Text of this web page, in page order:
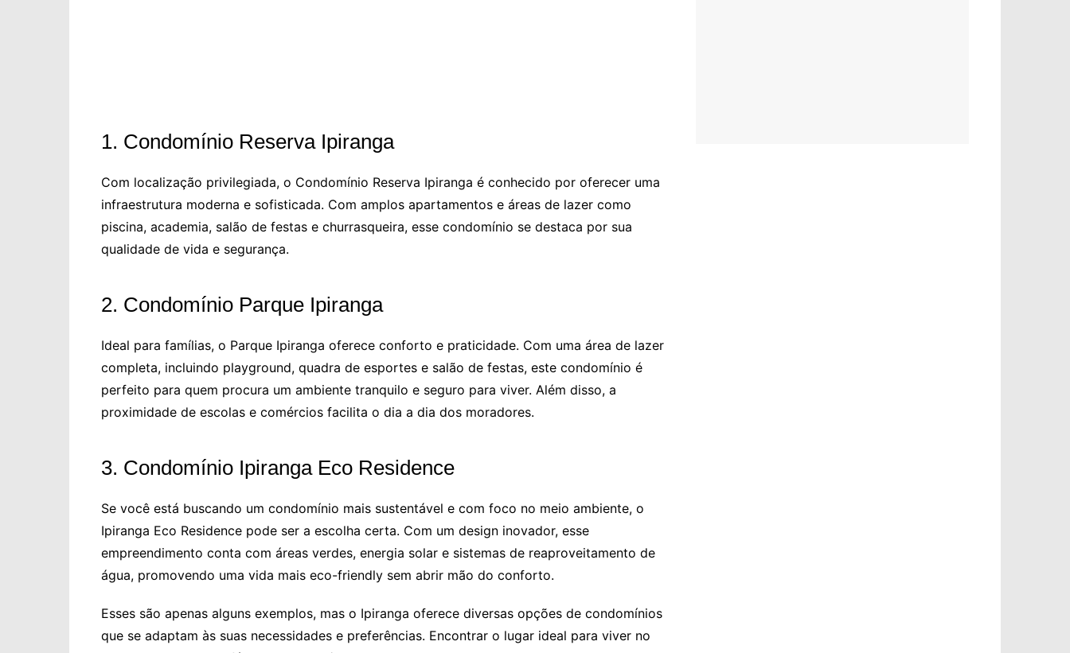
1. Condomínio Reserva Ipiranga
Com localização privilegiada, o Condomínio Reserva Ipiranga é conhecido por oferecer uma
infraestrutura moderna e sofisticada. Com amplos apartamentos e áreas de lazer como
piscina, academia, salão de festas e churrasqueira, esse condomínio se destaca por sua
qualidade de vida e segurança.
2. Condomínio Parque Ipiranga
Ideal para famílias, o Parque Ipiranga oferece conforto e praticidade. Com uma área de lazer
completa, incluindo playground, quadra de esportes e salão de festas, este condomínio é
perfeito para quem procura um ambiente tranquilo e seguro para viver. Além disso, a
proximidade de escolas e comércios facilita o dia a dia dos moradores.
3. Condomínio Ipiranga Eco Residence
Se você está buscando um condomínio mais sustentável e com foco no meio ambiente, o
Ipiranga Eco Residence pode ser a escolha certa. Com um design inovador, esse
empreendimento conta com áreas verdes, energia solar e sistemas de reaproveitamento de
água, promovendo uma vida mais eco-friendly sem abrir mão do conforto.
Esses são apenas alguns exemplos, mas o Ipiranga oferece diversas opções de condomínios
que se adaptam às suas necessidades e preferências. Encontrar o lugar ideal para viver no